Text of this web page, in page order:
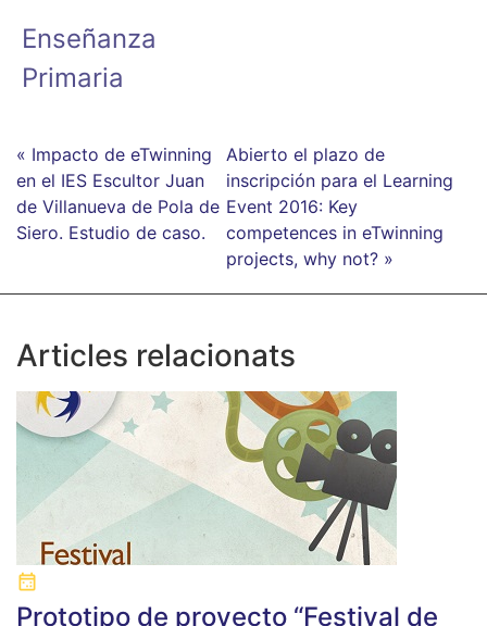
Enseñanza
Primaria
« Impacto de eTwinning
en el IES Escultor Juan
de Villanueva de Pola de
Siero. Estudio de caso.
Abierto el plazo de
inscripción para el Learning
Event 2016: Key
competences in eTwinning
projects, why not? »
Articles relacionats
Prototipo de proyecto “Festival de